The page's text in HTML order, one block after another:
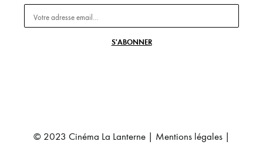
© 2023 Cinéma La Lanterne | Mentions légales|